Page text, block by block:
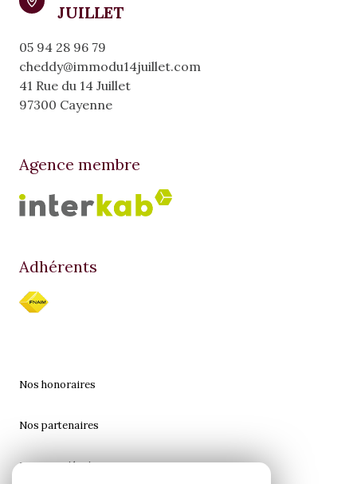
JUILLET
05 94 28 96 79
cheddy@immodu14juillet.com
41 Rue du 14 Juillet
97300 Cayenne
Agence membre
Adhérents
Nos honoraires
Nos partenaires
Mentions légales